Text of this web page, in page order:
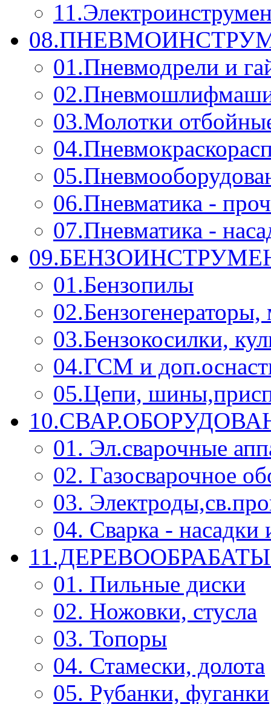
01.Пневмодрели и
03.Молотки
06.Пневматика -
07.Пневматика -
01.Бензопилы
03.Бензокосилки,
04.ГСМ и
05.Цепи,
01. Эл.сварочные
02. Газосварочное
03.
04. Сварка -
01. Пильные диски
02. Ножовки, стусла
03. Топоры
04. Стамески, долота
05. Рубанки, фуганки